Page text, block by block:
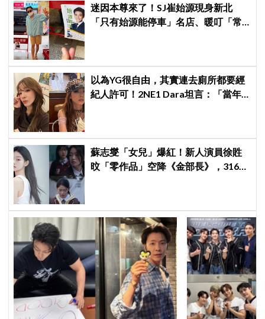
迷因本尊來了！SJ崔始源現身新北
「只有始源能停車」名店、暖叮「常
以為YG很自由，其實連去廁所都要經
紀人許可！2NE1 Dara坦言：「當年
蘇志燮「女兒」爆紅！新人演員徐貹
旼「零作品」空降《金部長》，316萬